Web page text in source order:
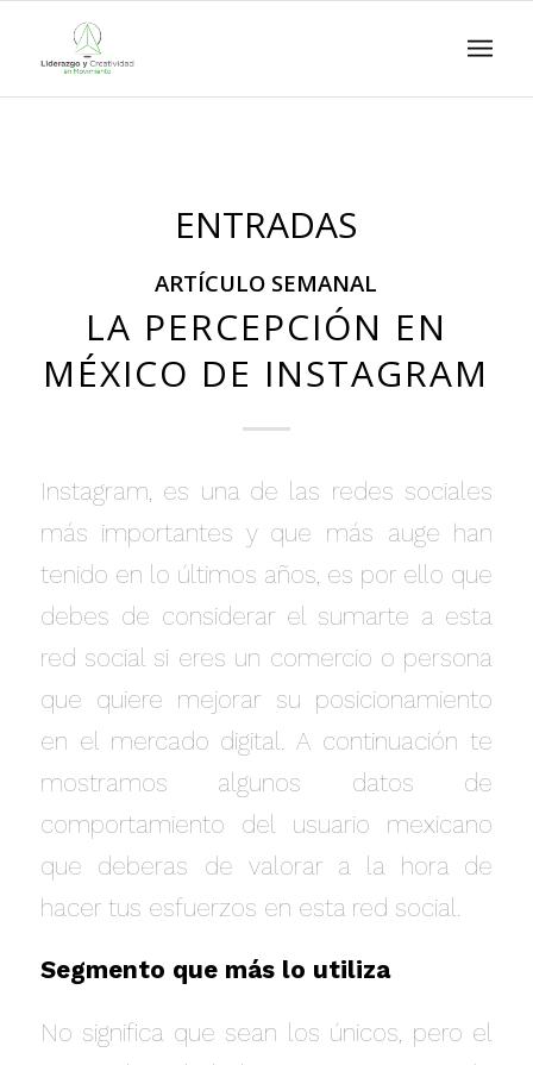
ENTRADAS
ARTÍCULO SEMANAL
LA PERCEPCIÓN EN
MÉXICO DE INSTAGRAM
Instagram, es una de las redes sociales
más importantes y que más auge han
tenido en lo últimos años, es por ello que
debes de considerar el sumarte a esta
red social si eres un comercio o persona
que quiere mejorar su posicionamiento
en el mercado digital. A continuación te
mostramos algunos datos de
comportamiento del usuario mexicano
que deberas de valorar a la hora de
hacer tus esfuerzos en esta red social.
Segmento que más lo utiliza
No significa que sean los únicos, pero el